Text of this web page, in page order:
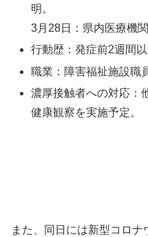
明。
3月28日：県内医療機関
行動歴：発症前2週間
職業：障害福祉施設職
濃厚接触者への対応：
健康観察を実施予定。
また、同日には新型コロ